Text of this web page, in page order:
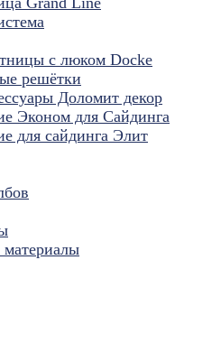
с люком Docke
решётки
Доломит декор
Эконом для Сайдинга
для cайдинга Элит